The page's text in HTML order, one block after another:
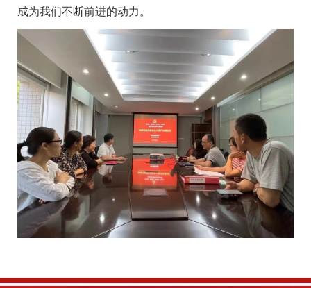
成为我们不断前进的动力。